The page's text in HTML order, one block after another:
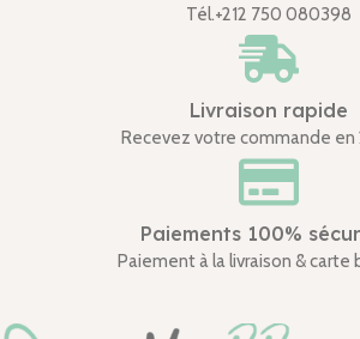
Tél.+212 750 080398
Livraison rapide
Recevez votre commande en
Paiements 100%
Paiement à la livraison & carte